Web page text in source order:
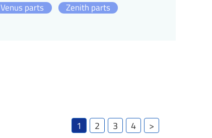
Zenith parts
Venus parts
1
2 3 4 >